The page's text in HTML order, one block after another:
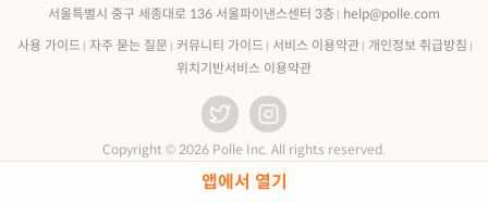
앱에서 열기
서울특별시 중구 세종대로 136 서울파이낸스센터 3층
help@polle.com
사용 가이드 자주 묻는 질문 커뮤니티 가이드 서비스 이용약관
개인정보 취급방침
위치기반서비스 이용약관
Copyright © 2026 Polle Inc. All rights reserved.